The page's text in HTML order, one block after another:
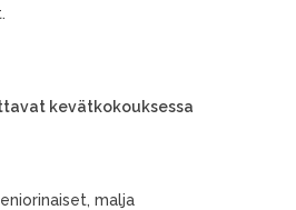
kevätkokouksessa
malja